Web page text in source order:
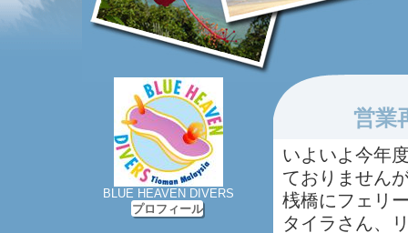
営業
いよいよ今年
ておりません
桟橋にフェリ
タイラさん、
BLUE HEAVEN DIVERS
プロフィール